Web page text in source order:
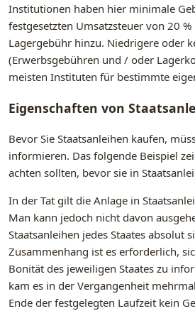
Institutionen haben hier minimale
festgesetzten Umsatzsteuer von 20
Lagergebühr hinzu. Niedrigere oder
(Erwerbsgebühren und / oder
meisten Instituten für bestimmte
Eigenschaften von
Bevor Sie Staatsanleihen kaufen,
informieren. Das folgende Beispiel
achten sollten, bevor sie in
In der Tat gilt die Anlage in
Man kann jedoch nicht davon
Staatsanleihen jedes Staates absolut
Zusammenhang ist es erforderlich,
Bonität des jeweiligen Staates zu
kam es in der Vergangenheit
Ende der festgelegten Laufzeit kein